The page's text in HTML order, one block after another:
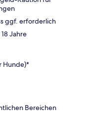
ggf. erforderlich
Jahre
Hunde)*
Bereichen